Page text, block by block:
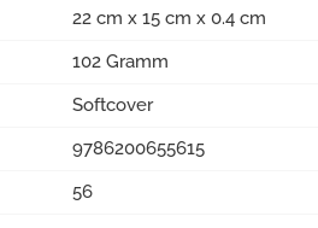
22 cm x 15 cm x 0.4 cm
102 Gramm
Softcover
9786200655615
56